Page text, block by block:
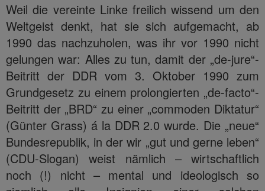
Weil die vereinte Linke freilich wissend um den
Weltgeist denkt, hat sie sich aufgemacht, ab
1990 das nachzuholen, was ihr vor 1990 nicht
gelungen war: Alles zu tun, damit der „de-jure“-
Beitritt der DDR vom 3. Oktober 1990 zum
Grundgesetz zu einem prolongierten „de-facto“-
Beitritt der „BRD“ zu einer „commoden Diktatur“
(Günter Grass) á la DDR 2.0 wurde. Die „neue“
Bundesrepublik, in der wir „gut und gerne leben“
(CDU-Slogan) weist nämlich – wirtschaftlich
noch (!) nicht – mental und ideologisch so